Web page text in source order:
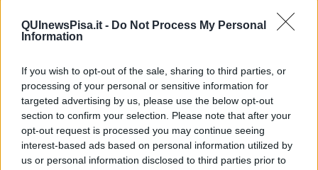
QUInewsPisa.it - Do Not Process My Personal
Information
If you wish to opt-out of the sale, sharing to third parties, or
processing of your personal or sensitive information for
targeted advertising by us, please use the below opt-out
section to confirm your selection. Please note that after your
opt-out request is processed you may continue seeing
interest-based ads based on personal information utilized by
us or personal information disclosed to third parties prior to
Per Confcommercio erano presenti il coordinatore sindacaleLuca
Favillie la referente territoriale Elisabetta Pasquinucci, mentre il
Centro Commerciale Naturale di Calci era rappresentato dalla
“Con l'inizio del nuovo anno l'incontro è stato importante per
confermare il sostegno dell'amministrazione alle attività di vicinato,
negozi e pubblici esercizi che costituiscono un elemento
fondamentale per la vivibilità e l'attrattività del territorio e per il